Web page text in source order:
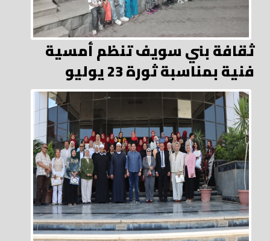
ثقافة بني سويف تنظم أمسية
فنية بمناسبة ثورة 23 يوليو